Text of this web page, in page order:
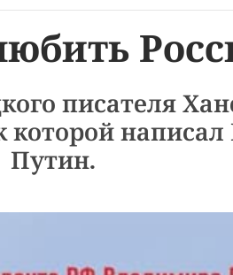
писателя
которой
Путин.